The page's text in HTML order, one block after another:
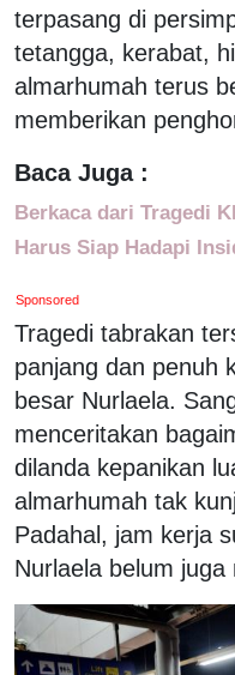
terpasang di
tetangga, kerabat,
almarhumah terus
memberikan
Baca Juga :
Berkaca dari Tragedi
Harus Siap Hadapi
Sponsored
Tragedi tabrakan
panjang dan penuh
besar Nurlaela.
menceritakan
dilanda kepanikan
almarhumah tak
Padahal, jam kerja
Nurlaela belum juga